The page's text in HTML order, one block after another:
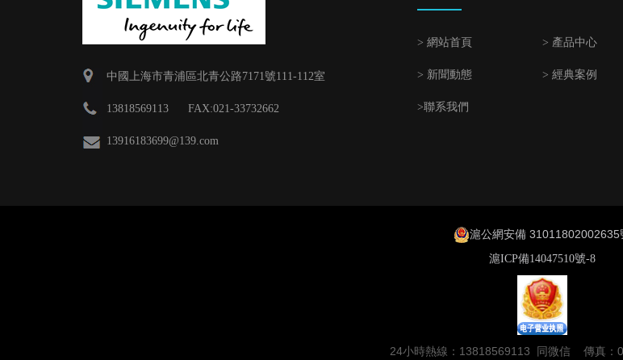
中國上海市青浦區北青公路7171號111-112室
13818569113 FAX:021-33732662
13916183699@139.com
> 網站首頁 > 產品中心
> 新聞動態 > 經典案例
>聯系我們
滬公網安備 31011802002635
滬ICP備14047510號-8
24小時熱線：13818569113 同微信 傳真：